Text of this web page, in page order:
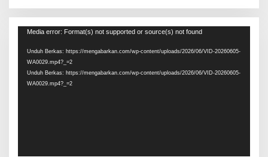
Pemutar
Media error: Format(s) not supported or source(s) not found
Unduh Berkas: https://mengabarkan.com/wp-content/uploads/2026/06/VID-20260605-
WA0029.mp4?_=2
Unduh Berkas: https://mengabarkan.com/wp-content/uploads/2026/06/VID-20260605-
WA0029.mp4?_=2